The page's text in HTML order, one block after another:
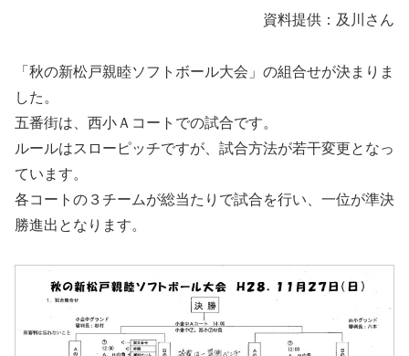
資料提供：及川さん
「秋の新松戸親睦ソフトボール大会」の組合せが決まりま
した。
五番街は、西小Ａコートでの試合です。
ルールはスローピッチですが、試合方法が若干変更となっ
ています。
各コートの３チームが総当たりで試合を行い、一位が準決
勝進出となります。